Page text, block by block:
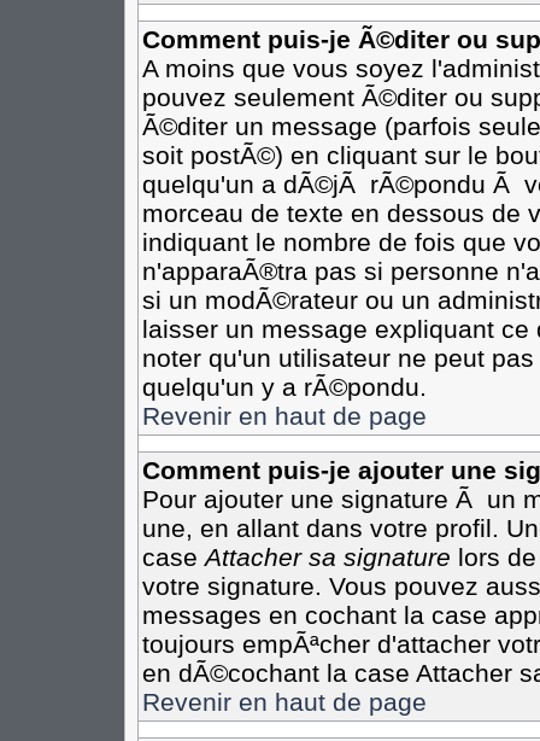
Comment puis-je Ã©diter ou
A moins que vous soyez
pouvez seulement Ã©diter ou
Ã©diter un message (parfois
soit postÃ©) en cliquant sur le
quelqu'un a dÃ©jÃ rÃ©pondu Ã
morceau de texte en dessous de
indiquant le nombre de fois que
n'apparaÃ®tra pas si personne
si un modÃ©rateur ou un
laisser un message expliquant
noter qu'un utilisateur ne peut
quelqu'un y a rÃ©pondu.
Revenir en haut de page
Comment puis-je ajouter une
Pour ajouter une signature Ã un
une, en allant dans votre profil.
caseAttacher sa signature lors
votre signature. Vous pouvez
messages en cochant la case
toujours empÃªcher d'attacher
en dÃ©cochant la case Attacher
Revenir en haut de page